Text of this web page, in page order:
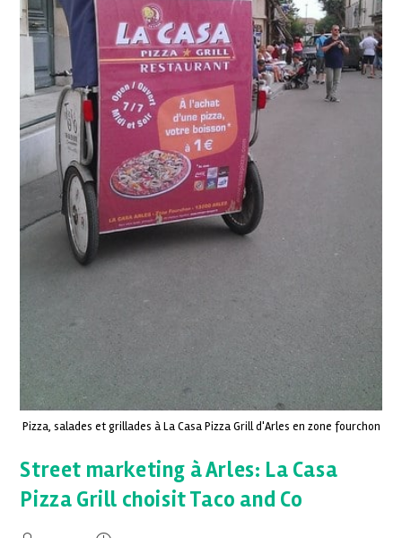
Pizza, salades et grillades à La Casa Pizza Grill d'Arles en zone fourchon
Street marketing à Arles: La Casa
Pizza Grill choisit Taco and Co